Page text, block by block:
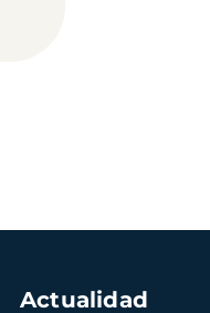
Actualidad